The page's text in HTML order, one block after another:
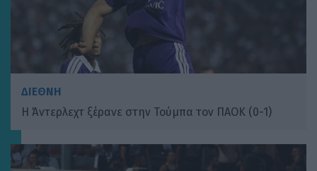
ΔΙΕΘΝΗ
Η Άντερλεχτ ξέρανε στην Τούμπα τον ΠΑΟΚ (0-1)